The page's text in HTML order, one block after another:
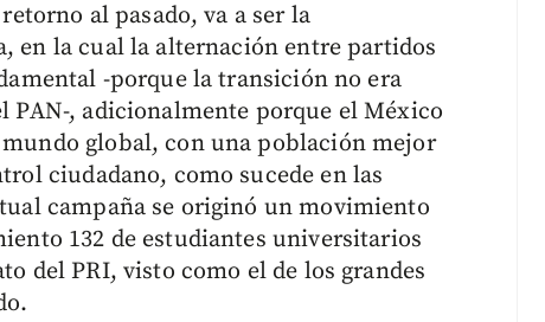
al pasado, va a ser la
en la cual la alternación entre partidos
-porque la transición no era
PAN-, adicionalmente porque el México
global, con una población mejor
ciudadano, como sucede en las
campaña se originó un movimiento
132 de estudiantes universitarios
del PRI, visto como el de los grandes